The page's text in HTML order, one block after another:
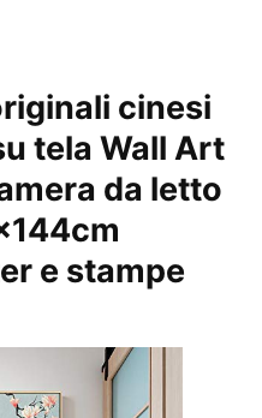
cinesi
tela Wall Art
da letto
e stampe